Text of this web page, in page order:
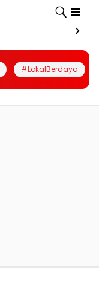
#LokalBerdaya